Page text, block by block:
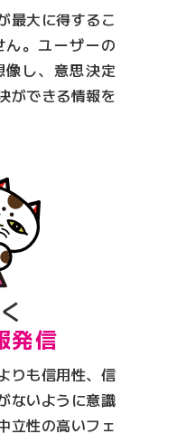
最大に得するこ
。ユーザーの
し、意思決定
ができる情報を
発信
りも信用性、信
ないように意識
立性の高いフェ